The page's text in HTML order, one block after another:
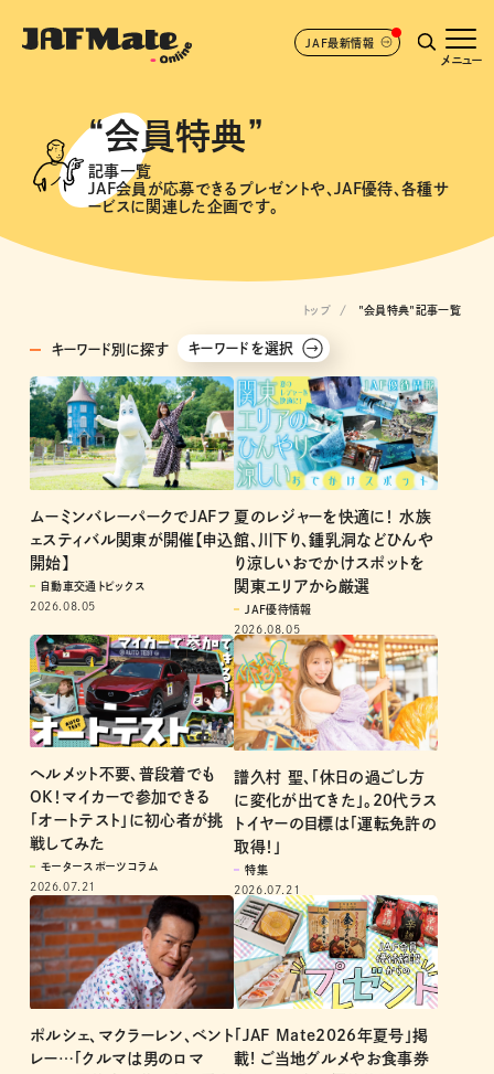
JAF最新情報
メニュー
“会員特典”
記事一覧
JAF会員が応募できるプレゼントや、JAF優待、各種サ
ービスに関連した企画です。
トップ "会員特典"記事一覧
キーワード別に探す キーワードを選択
ムーミンバレーパークでJAFフ
ェスティバル関東が開催【申込
開始】
自動車交通トピックス
2026.08.05
夏のレジャーを快適に！ 水族
館、川下り、鍾乳洞などひんや
り涼しいおでかけスポットを
関東エリアから厳選
JAF優待情報
2026.08.05
ヘルメット不要、普段着でも
OK！マイカーで参加できる
「オートテスト」に初心者が挑
戦してみた
モータースポーツコラム
2026.07.21
譜久村 聖、「休日の過ごし方
に変化が出てきた」。20代ラス
トイヤーの目標は「運転免許の
取得！」
特集
2026.07.21
ポルシェ、マクラーレン、ベント
レー…「クルマは男のロマ
「JAF Mate2026年夏号」掲
載! ご当地グルメやお食事券